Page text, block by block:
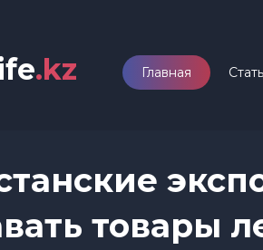
.kz Главная
товары